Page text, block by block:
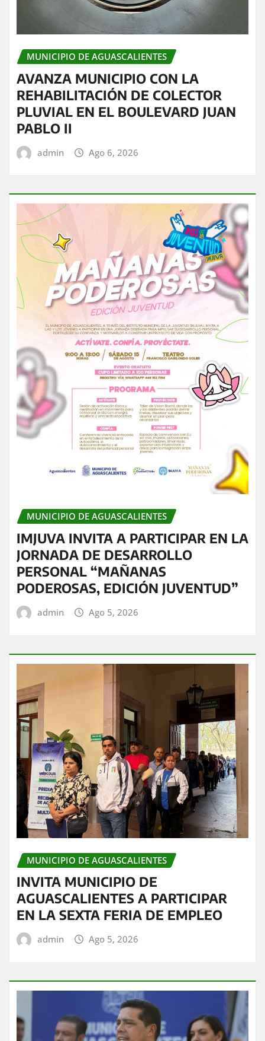
MUNICIPIO DE AGUASCALIENTES
AVANZA MUNICIPIO CON LA
REHABILITACIÓN DE COLECTOR
PLUVIAL EN EL BOULEVARD JUAN
PABLO II
admin Ago 6, 2026
MUNICIPIO DE AGUASCALIENTES
IMJUVA INVITA A PARTICIPAR EN LA
JORNADA DE DESARROLLO
PERSONAL “MAÑANAS
PODEROSAS, EDICIÓN JUVENTUD”
admin Ago 5, 2026
MUNICIPIO DE AGUASCALIENTES
INVITA MUNICIPIO DE
AGUASCALIENTES A PARTICIPAR
EN LA SEXTA FERIA DE EMPLEO
admin Ago 5, 2026